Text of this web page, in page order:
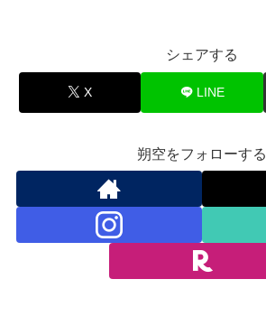
シェアする
X LINE
朔空をフォローする